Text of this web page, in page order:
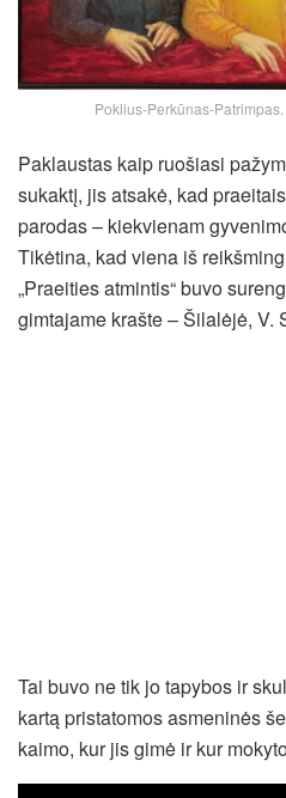
Poklius-Perkūnas-
Paklaustas kaip ruošiasi
sukaktį, jis atsakė, kad
parodas – kiekvienam
Tikėtina, kad viena iš
„Praeities atmintis“ buvo
gimtajame krašte – Šilalėjė, V.
Tai buvo ne tik jo tapybos ir
kartą pristatomos asmeninės
kaimo, kur jis gimė ir kur